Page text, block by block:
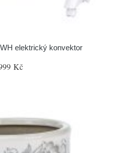
elektrický konvektor
Kč